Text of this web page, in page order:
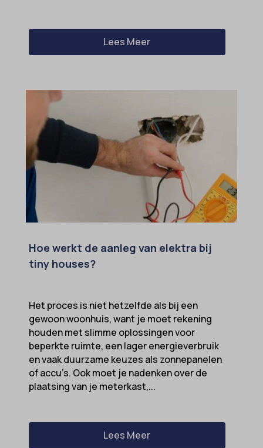
Lees Meer
Hoe werkt de aanleg van elektra bij
tiny houses?
Het proces is niet hetzelfde als bij een
gewoon woonhuis, want je moet rekening
houden met slimme oplossingen voor
beperkte ruimte, een lager energieverbruik
en vaak duurzame keuzes als zonnepanelen
of accu’s. Ook moet je nadenken over de
plaatsing van je meterkast,...
Lees Meer